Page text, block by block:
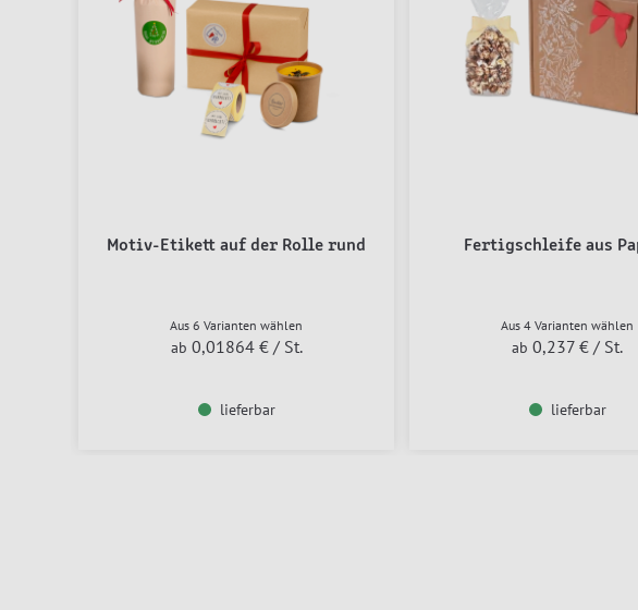
Motiv-Etikett auf der Rolle rund
Aus 6 Varianten wählen
ab 0,01864 € / St.
lieferbar
Fertigschleife aus
Aus 4 Varianten wählen
ab 0,237 € / St.
lieferbar